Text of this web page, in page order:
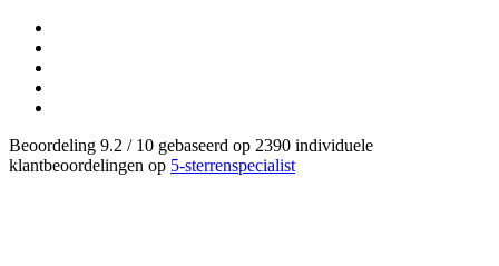
Beoordeling 9.2 / 10 gebaseerd op 2390 individuele
klantbeoordelingen op 5-sterrenspecialist